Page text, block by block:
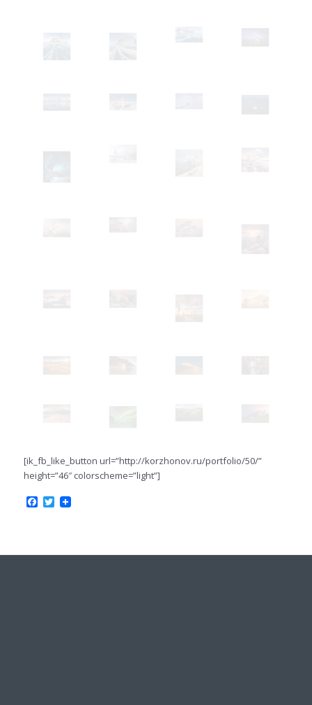
[ik_fb_like_button url=”http://korzhonov.ru/portfolio/50/”
height=”46″ colorscheme=”light”]
Facebook
Twitter